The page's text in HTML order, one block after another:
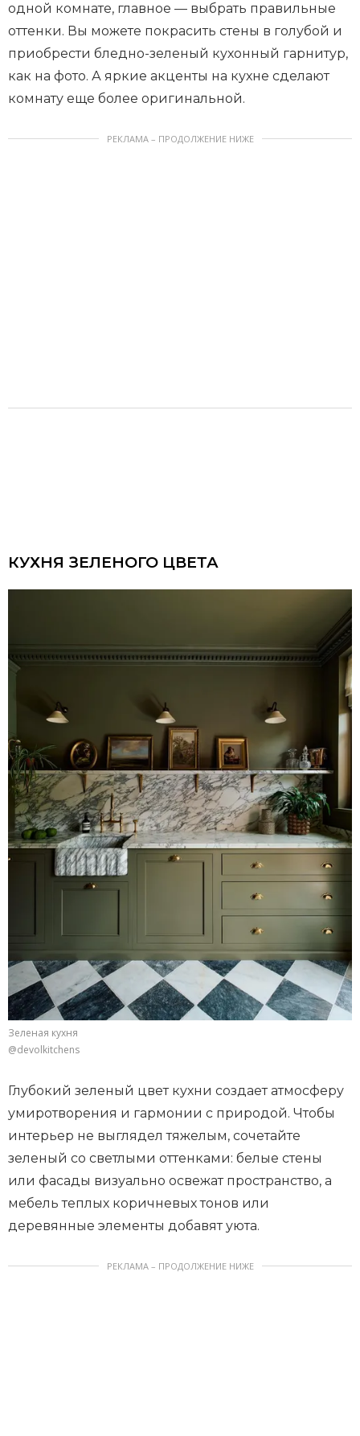
одной комнате, главное — выбрать правильные
оттенки. Вы можете покрасить стены в голубой и
приобрести бледно-зеленый кухонный гарнитур,
как на фото. А яркие акценты на кухне сделают
комнату еще более оригинальной.
РЕКЛАМА – ПРОДОЛЖЕНИЕ НИЖЕ
КУХНЯ ЗЕЛЕНОГО ЦВЕТА
Зеленая кухня
@devolkitchens
Глубокий зеленый цвет кухни создает атмосферу
умиротворения и гармонии с природой. Чтобы
интерьер не выглядел тяжелым, сочетайте
зеленый со светлыми оттенками: белые стены
или фасады визуально освежат пространство, а
мебель теплых коричневых тонов или
деревянные элементы добавят уюта.
РЕКЛАМА – ПРОДОЛЖЕНИЕ НИЖЕ